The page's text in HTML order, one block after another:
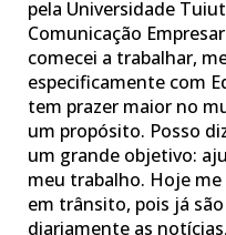
pela Universidade
Comunicação
comecei a trabalhar,
especificamente com
tem prazer maior no
um propósito. Posso
um grande objetivo:
meu trabalho. Hoje
em trânsito, pois já
diariamente as